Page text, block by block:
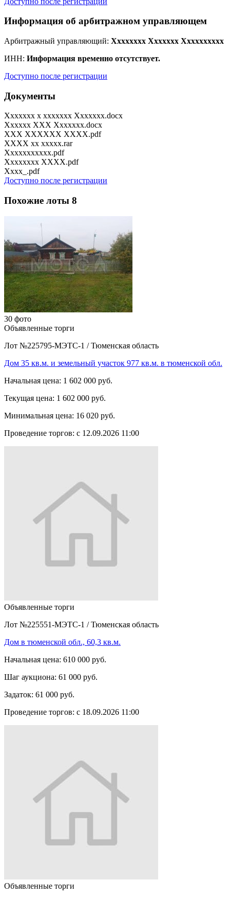
Информация об арбитражном управляющем
Арбитражный управляющий: Xxxxxxxx Xxxxxxx Xxxxxxxxxx
ИНН: Информация временно отсутствует.
Доступно после регистрации
Документы
Xxxxxxx x xxxxxxx Xxxxxxx.docx
Xxxxxx XXX Xxxxxxx.docx
XXX XXXXXX XXXX.pdf
XXXX xx xxxxx.rar
Xxxxxxxxxxx.pdf
Xxxxxxxx XXXX.pdf
Xxxx_.pdf
Доступно после регистрации
Похожие лоты 8
30 фото
Объявленные торги
Лот №225795-МЭТС-1 / Тюменская область
Дом 35 кв.м. и земельный участок 977 кв.м. в тюменской обл.
Начальная цена: 1 602 000 руб.
Текущая цена: 1 602 000 руб.
Минимальная цена: 16 020 руб.
Проведение торгов: с 12.09.2026 11:00
Объявленные торги
Лот №225551-МЭТС-1 / Тюменская область
Дом в тюменской обл., 60,3 кв.м.
Начальная цена: 610 000 руб.
Шаг аукциона: 61 000 руб.
Задаток: 61 000 руб.
Проведение торгов: с 18.09.2026 11:00
Объявленные торги